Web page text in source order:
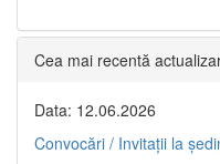
Cea mai recentă
Data: 12.06.2026
Convocări / Invitaţii la